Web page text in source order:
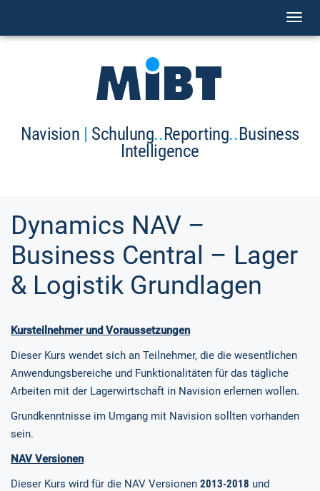
Navision | Schulung..Reporting..Business
Intelligence
Dynamics NAV –
Business Central – Lager
& Logistik Grundlagen
Kursteilnehmer und Voraussetzungen
Dieser Kurs wendet sich an Teilnehmer, die die wesentlichen
Anwendungsbereiche und Funktionalitäten für das tägliche
Arbeiten mit der Lagerwirtschaft in Navision erlernen wollen.
Grundkenntnisse im Umgang mit Navision sollten vorhanden
sein.
NAV Versionen
Dieser Kurs wird für die NAV Versionen 2013-2018 und